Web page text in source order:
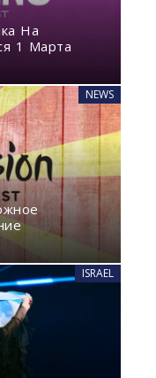
На
1 Марта
NEWS
ISRAEL